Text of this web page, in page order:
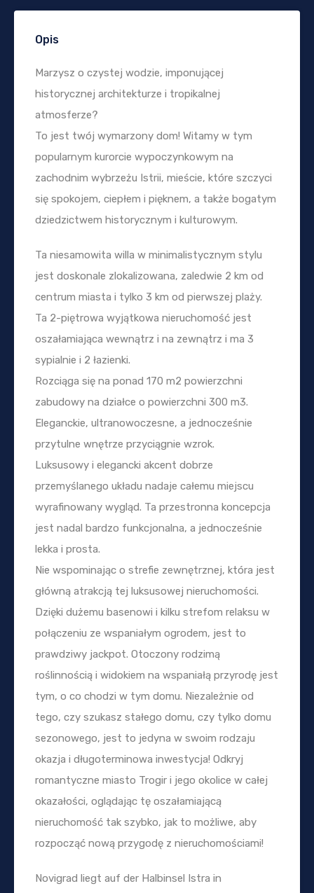
Opis
Marzysz o czystej wodzie, imponującej
historycznej architekturze i tropikalnej
atmosferze?
To jest twój wymarzony dom! Witamy w tym
popularnym kurorcie wypoczynkowym na
zachodnim wybrzeżu Istrii, mieście, które szczyci
się spokojem, ciepłem i pięknem, a także bogatym
dziedzictwem historycznym i kulturowym.
Ta niesamowita willa w minimalistycznym stylu
jest doskonale zlokalizowana, zaledwie 2 km od
centrum miasta i tylko 3 km od pierwszej plaży.
Ta 2-piętrowa wyjątkowa nieruchomość jest
oszałamiająca wewnątrz i na zewnątrz i ma 3
sypialnie i 2 łazienki.
Rozciąga się na ponad 170 m2 powierzchni
zabudowy na działce o powierzchni 300 m3.
Eleganckie, ultranowoczesne, a jednocześnie
przytulne wnętrze przyciągnie wzrok.
Luksusowy i elegancki akcent dobrze
przemyślanego układu nadaje całemu miejscu
wyrafinowany wygląd. Ta przestronna koncepcja
jest nadal bardzo funkcjonalna, a jednocześnie
lekka i prosta.
Nie wspominając o strefie zewnętrznej, która jest
główną atrakcją tej luksusowej nieruchomości.
Dzięki dużemu basenowi i kilku strefom relaksu w
połączeniu ze wspaniałym ogrodem, jest to
prawdziwy jackpot. Otoczony rodzimą
roślinnością i widokiem na wspaniałą przyrodę jest
tym, o co chodzi w tym domu. Niezależnie od
tego, czy szukasz stałego domu, czy tylko domu
sezonowego, jest to jedyna w swoim rodzaju
okazja i długoterminowa inwestycja! Odkryj
romantyczne miasto Trogir i jego okolice w całej
okazałości, oglądając tę oszałamiającą
nieruchomość tak szybko, jak to możliwe, aby
rozpocząć nową przygodę z nieruchomościami!
Novigrad liegt auf der Halbinsel Istra in